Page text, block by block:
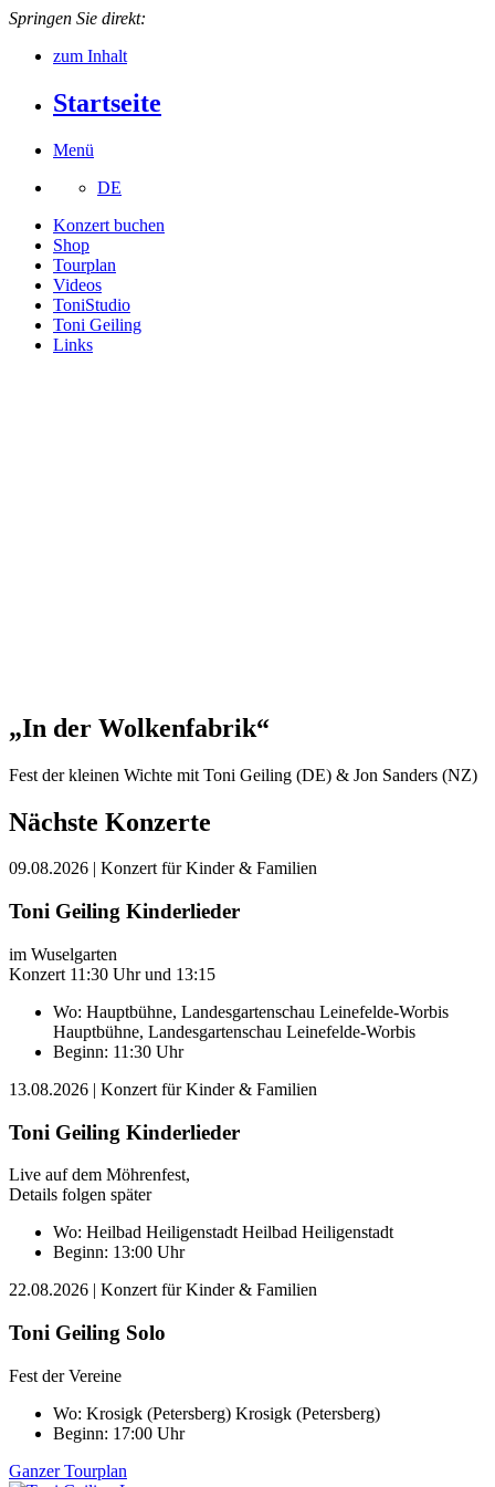
Springen Sie direkt:
zum Inhalt
Startseite
Menü
DE
Konzert buchen
Shop
Tourplan
Videos
ToniStudio
Toni Geiling
Links
„In der Wolkenfabrik“
Fest der kleinen Wichte mit Toni Geiling (DE) & Jon Sanders (NZ)
Nächste Konzerte
09.08.2026 | Konzert für Kinder & Familien
Toni Geiling Kinderlieder
im Wuselgarten
Konzert 11:30 Uhr und 13:15
Wo: Hauptbühne, Landesgartenschau Leinefelde-Worbis
Hauptbühne, Landesgartenschau Leinefelde-Worbis
Beginn: 11:30 Uhr
13.08.2026 | Konzert für Kinder & Familien
Toni Geiling Kinderlieder
Live auf dem Möhrenfest,
Details folgen später
Wo: Heilbad Heiligenstadt Heilbad Heiligenstadt
Beginn: 13:00 Uhr
22.08.2026 | Konzert für Kinder & Familien
Toni Geiling Solo
Fest der Vereine
Wo: Krosigk (Petersberg) Krosigk (Petersberg)
Beginn: 17:00 Uhr
Ganzer Tourplan